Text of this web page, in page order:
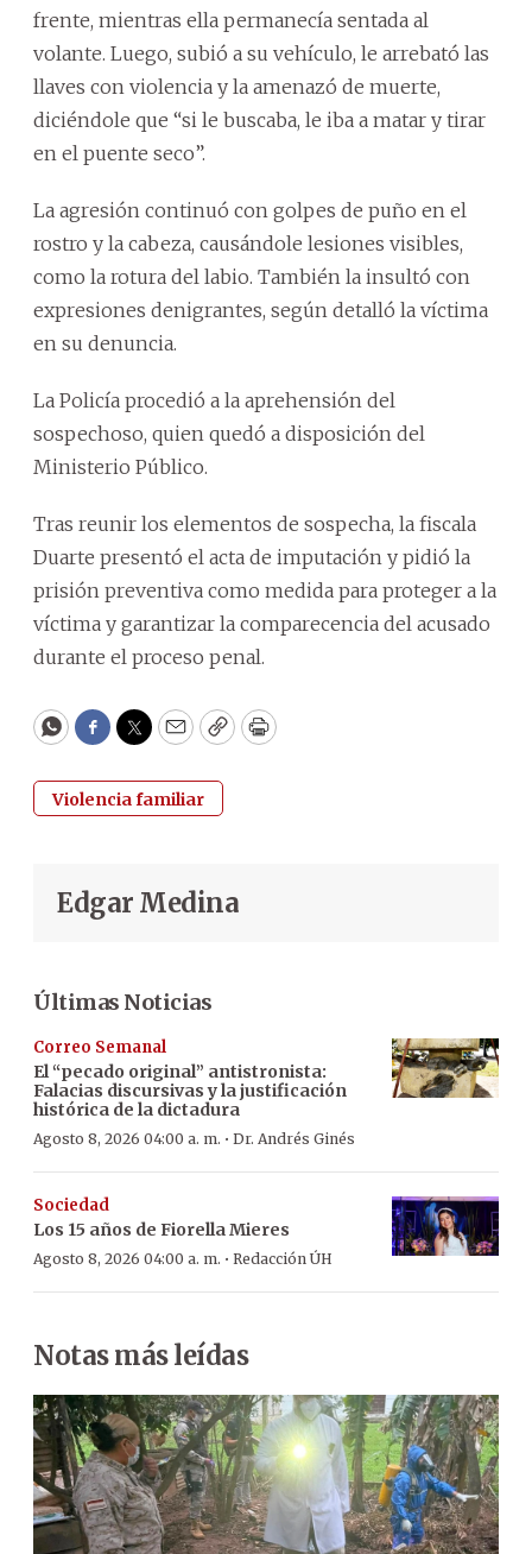
frente, mientras ella permanecía sentada al
volante. Luego, subió a su vehículo, le arrebató las
llaves con violencia y la amenazó de muerte,
diciéndole que “si le buscaba, le iba a matar y tirar
en el puente seco”.
La agresión continuó con golpes de puño en el
rostro y la cabeza, causándole lesiones visibles,
como la rotura del labio. También la insultó con
expresiones denigrantes, según detalló la víctima
en su denuncia.
La Policía procedió a la aprehensión del
sospechoso, quien quedó a disposición del
Ministerio Público.
Tras reunir los elementos de sospecha, la fiscala
Duarte presentó el acta de imputación y pidió la
prisión preventiva como medida para proteger a la
víctima y garantizar la comparecencia del acusado
durante el proceso penal.
WhatsApp
Facebook
Twitter
EmailCopyPrint
Violencia familiar
Edgar Medina
Últimas Noticias
Correo Semanal
El “pecado original” antistronista:
Falacias discursivas y la justificación
histórica de la dictadura
Agosto 8, 2026 04:00 a. m. · Dr. Andrés Ginés
Sociedad
Los 15 años de Fiorella Mieres
Agosto 8, 2026 04:00 a. m. · Redacción ÚH
Notas más leídas